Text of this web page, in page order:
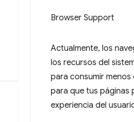
Browser Support
Actualmente, los
los recursos del
para consumir menos
para que tus páginas
experiencia del